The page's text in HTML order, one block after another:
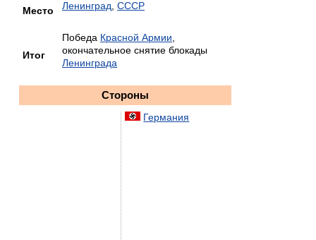
Место Ленинград, СССР
Итог
Победа Красной Армии,
окончательное снятие блокады
Ленинграда
Стороны
Германия